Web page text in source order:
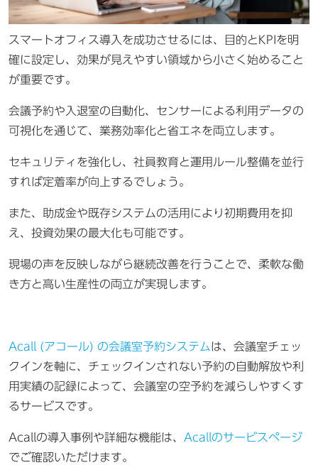
スマートオフィス導入を成功させるには、目的とKPIを明
確に設定し、効果が見えやすい領域から小さく始めること
が重要です。
会議予約や入退室の自動化、センサーによる利用データの
可視化を通じて、業務効率化と省エネを両立します。
セキュリティを強化し、社員教育と運用ルール整備を並行
すれば定着率が向上するでしょう。
また、助成金や既存システムの活用により初期費用を抑
え、投資効果の最大化も可能です。
現場の声を反映しながら継続改善を行うことで、柔軟な働
き方と高い生産性の両立が実現します。
Acall (アコール) の会議室予約システムは、会議室チェッ
クインを軸に、チェックインされない予約の自動解放や利
用実績の記録によって、会議室の空予約を減らしやすくす
るサービスです。
Acallの導入事例や詳細な機能は、 Acallのサービスページ
でご確認いただけます。